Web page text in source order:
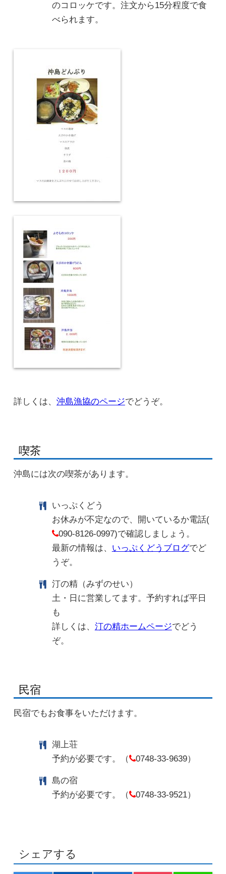
のコロッケです。注文から15分程度で食
べられます。
詳しくは、 沖島漁協のページでどうぞ。
喫茶
沖島には次の喫茶があります。
いっぷくどう
お休みが不定なので、開いているか電話(
090-8126-0997)で確認しましょう。
最新の情報は、 いっぷくどうブログでど
うぞ。
汀の精（みずのせい）
土・日に営業してます。予約すれば平日
も
詳しくは、 汀の精ホームページでどう
ぞ。
民宿
民宿でもお食事をいただけます。
湖上荘
予約が必要です。（
0748-33-9639）
島の宿
予約が必要です。（
0748-33-9521）
シェアする